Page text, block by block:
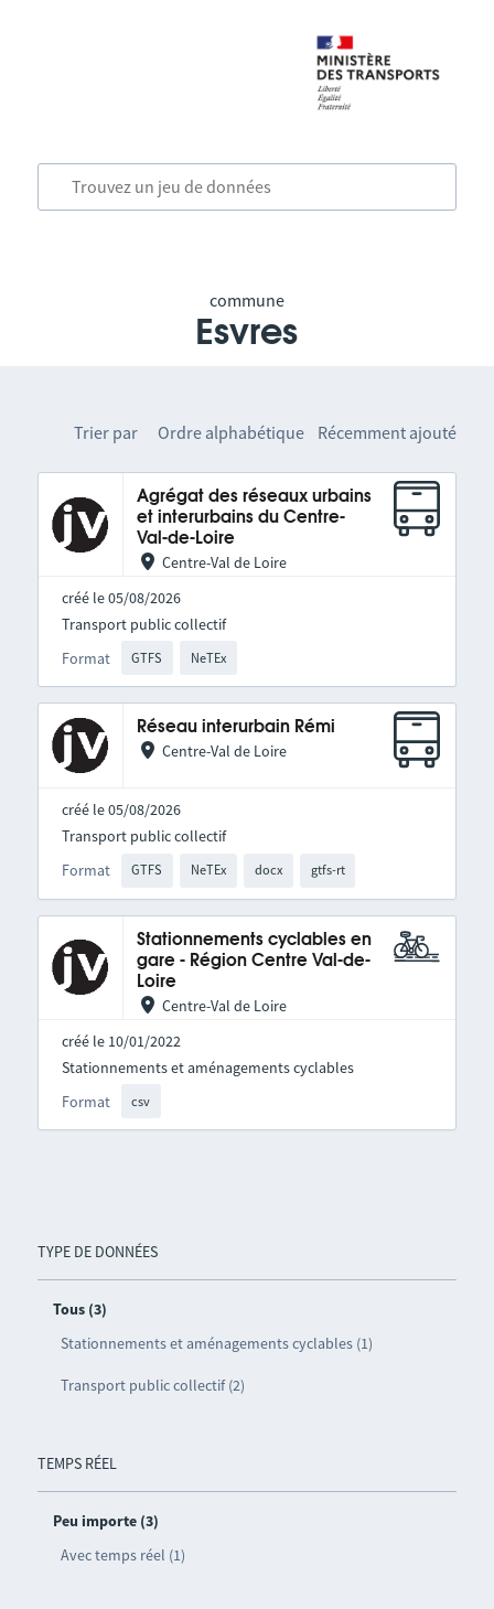
commune
Esvres
TYPE DE DONNÉES
Tous (3)
Stationnements et aménagements cyclables (1)
Transport public collectif (2)
TEMPS RÉEL
Peu importe (3)
Avec temps réel (1)
Trier par Ordre alphabétique Récemment ajouté
Agrégat des réseaux urbains
et interurbains du Centre-
Val-de-Loire
Centre-Val de Loire
créé le 05/08/2026
Format GTFS NeTEx
Transport public collectif
Réseau interurbain Rémi
Centre-Val de Loire
créé le 05/08/2026
Format GTFS NeTEx docx gtfs-rt
Transport public collectif
Stationnements cyclables en
gare - Région Centre Val-de-
Loire
Centre-Val de Loire
créé le 10/01/2022
Format csv
Stationnements et aménagements cyclables